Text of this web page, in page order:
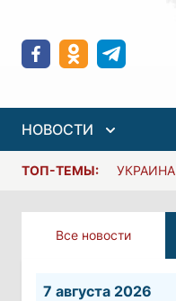
НОВОСТИ
ТОП-ТЕМЫ: УКРАИНА
Все новости
7 августа 2026